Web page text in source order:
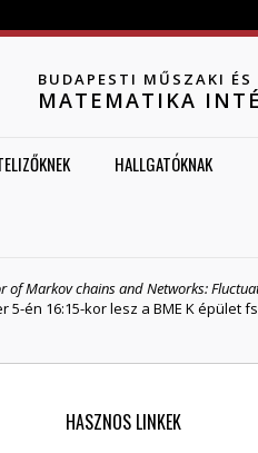
BUDAPESTI MŰSZAKI
MATEMATIKA
HALLGATÓKNAK
of Markov chains and Networks:
én 16:15-kor lesz a BME K épület
HASZNOS LINKEK